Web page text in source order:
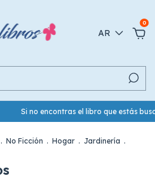
AR
0
Si no encontras el libro que estás
. No Ficción . Hogar . Jardinería .